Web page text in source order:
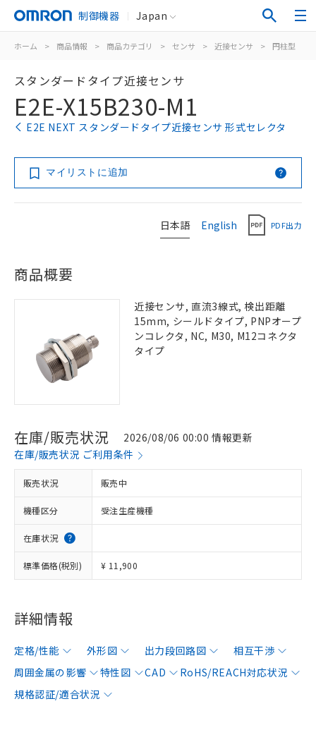
制御機器 Japan
ホーム > 商品情報 > 商品カテゴリ > センサ > 近接センサ > 円柱型
スタンダードタイプ近接センサ
E2E-X15B230-M1
E2E NEXT スタンダードタイプ近接センサ 形式セレクタ
マイリストに追加
日本語 English PDF出力
商品概要
近接センサ, 直流3線式, 検出距離
15mm, シールドタイプ, PNPオープ
ンコレクタ, NC, M30, M12コネクタ
タイプ
在庫/販売状況
2026/08/06 00:00 情報更新
在庫/販売状況 ご利用条件
販売状況 販売中
機種区分 受注生産機種
在庫状況
標準価格(税別) ¥ 11,900
詳細情報
定格/性能 外形図 出力段回路図
相互干渉
周囲金属の影響
特性図 CAD
RoHS/REACH対応状況
規格認証/適合状況